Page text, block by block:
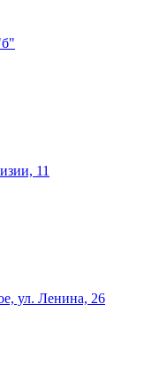
11
ул. Ленина, 26